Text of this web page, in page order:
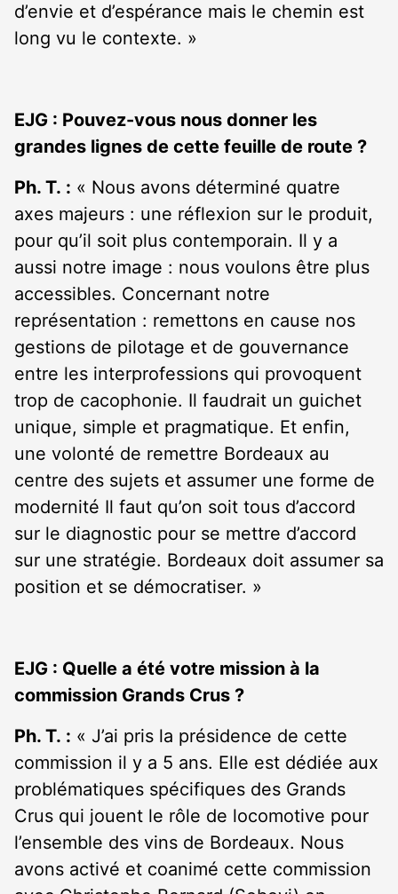
d’envie et d’espérance mais le chemin est
long vu le contexte. »
EJG : Pouvez-vous nous donner les
grandes lignes de cette feuille de route ?
Ph. T. : « Nous avons déterminé quatre
axes majeurs : une réflexion sur le produit,
pour qu’il soit plus contemporain. Il y a
aussi notre image : nous voulons être plus
accessibles. Concernant notre
représentation : remettons en cause nos
gestions de pilotage et de gouvernance
entre les interprofessions qui provoquent
trop de cacophonie. Il faudrait un guichet
unique, simple et pragmatique. Et enfin,
une volonté de remettre Bordeaux au
centre des sujets et assumer une forme de
modernité Il faut qu’on soit tous d’accord
sur le diagnostic pour se mettre d’accord
sur une stratégie. Bordeaux doit assumer sa
position et se démocratiser. »
EJG : Quelle a été votre mission à la
commission Grands Crus ?
Ph. T. : « J’ai pris la présidence de cette
commission il y a 5 ans. Elle est dédiée aux
problématiques spécifiques des Grands
Crus qui jouent le rôle de locomotive pour
l’ensemble des vins de Bordeaux. Nous
avons activé et coanimé cette commission